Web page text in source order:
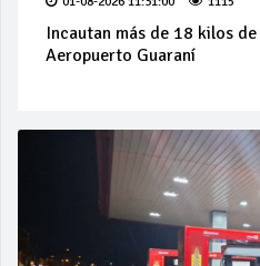
Incautan más de 18 kilos
Aeropuerto Guaraní